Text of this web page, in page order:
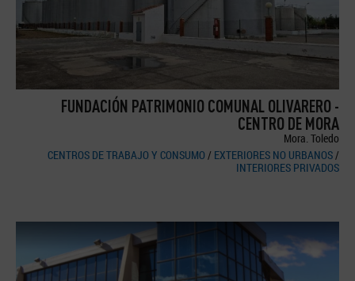
FUNDACIÓN PATRIMONIO COMUNAL OLIVARERO -
CENTRO DE MORA
Mora. Toledo
CENTROS DE TRABAJO Y CONSUMO / EXTERIORES NO URBANOS/
INTERIORES PRIVADOS